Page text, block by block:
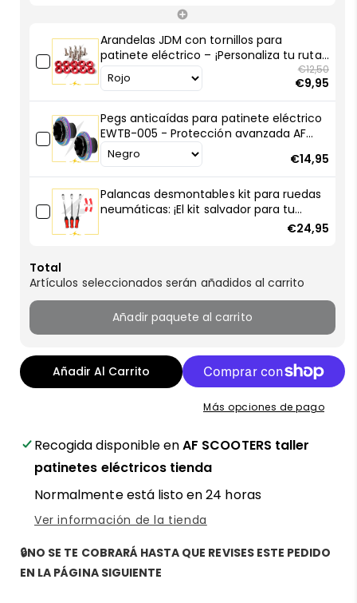
camino
con
eléctrico!
camino
con
tu
patinete
eléctrico!
Arandelas JDM con tornillos para
patinete eléctrico – ¡Personaliza tu ruta
con estilo racing!
€12,50
€9,95
Pegs anticaídas para patinete eléctrico
EWTB-005 - Protección avanzada AF
SCOOTERS
€14,95
Palancas desmontables kit para ruedas
neumáticas: ¡El kit salvador para tu
€24,95
Total
Artículos seleccionados serán añadidos al carrito
Añadir paquete al carrito
Añadir Al Carrito
Más opciones de pago
Recogida disponible enAF SCOOTERS taller
patinetes eléctricos tienda
Normalmente está listo en 24 horas
Ver información de la tienda
🔒NO SE TE COBRARÁ HASTA QUE REVISES ESTE PEDIDO
EN LA PÁGINA SIGUIENTE